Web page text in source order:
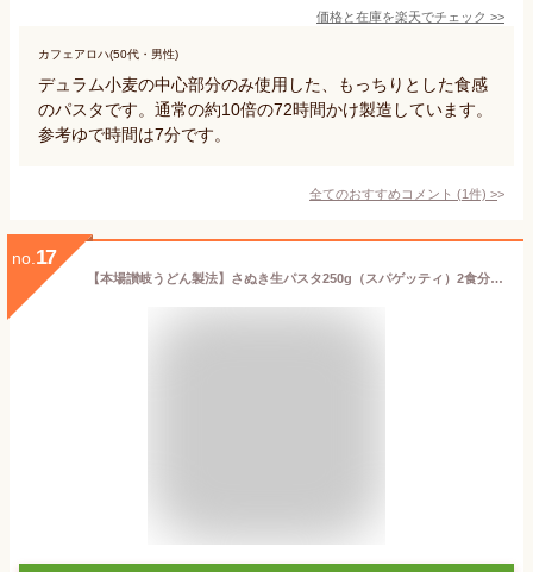
価格と在庫を楽天でチェック >>
カフェアロハ(50代・男性)
デュラム小麦の中心部分のみ使用した、もっちりとした食感
のパスタです。通常の約10倍の72時間かけ製造しています。
参考ゆで時間は7分です。
全てのおすすめコメント (1件) >
no. 17
【本場讃岐うどん製法】さぬき生パスタ250g（スパゲッティ）2食分 パスタ 生パスタ 食品 お試し ポイント消化 ★